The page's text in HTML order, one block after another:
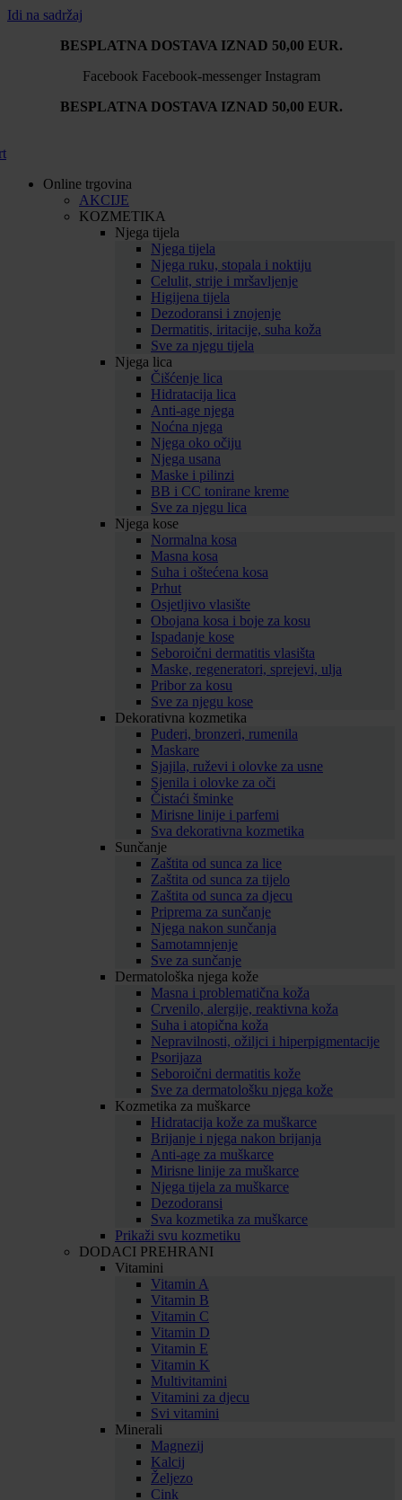
Idi na sadržaj
BESPLATNA DOSTAVA IZNAD 50,00 EUR.
Facebook Facebook-messenger Instagram
BESPLATNA DOSTAVA IZNAD 50,00 EUR.
Online trgovina
AKCIJE
KOZMETIKA
Njega tijela
Njega tijela
Njega ruku, stopala i noktiju
Celulit, strije i mršavljenje
Higijena tijela
Dezodoransi i znojenje
Dermatitis, iritacije, suha koža
Sve za njegu tijela
Njega lica
Čišćenje lica
Hidratacija lica
Anti-age njega
Noćna njega
Njega oko očiju
Njega usana
Maske i pilinzi
BB i CC tonirane kreme
Sve za njegu lica
Njega kose
Normalna kosa
Masna kosa
Suha i oštećena kosa
Prhut
Osjetljivo vlasište
Obojana kosa i boje za kosu
Ispadanje kose
Seboroični dermatitis vlasišta
Maske, regeneratori, sprejevi, ulja
Pribor za kosu
Sve za njegu kose
Dekorativna kozmetika
Puderi, bronzeri, rumenila
Maskare
Sjajila, ruževi i olovke za usne
Sjenila i olovke za oči
Čistaći šminke
Mirisne linije i parfemi
Sva dekorativna kozmetika
Sunčanje
Zaštita od sunca za lice
Zaštita od sunca za tijelo
Zaštita od sunca za djecu
Priprema za sunčanje
Njega nakon sunčanja
Samotamnjenje
Sve za sunčanje
Dermatološka njega kože
Masna i problematična koža
Crvenilo, alergije, reaktivna koža
Suha i atopična koža
Nepravilnosti, ožiljci i hiperpigmentacije
Psorijaza
Seboroični dermatitis kože
Sve za dermatološku njega kože
Kozmetika za muškarce
Hidratacija kože za muškarce
Brijanje i njega nakon brijanja
Anti-age za muškarce
Mirisne linije za muškarce
Njega tijela za muškarce
Dezodoransi
Sva kozmetika za muškarce
Prikaži svu kozmetiku
DODACI PREHRANI
Vitamini
Vitamin A
Vitamin B
Vitamin C
Vitamin D
Vitamin E
Vitamin K
Multivitamini
Vitamini za djecu
Svi vitamini
Minerali
Magnezij
Kalcij
Željezo
Cink